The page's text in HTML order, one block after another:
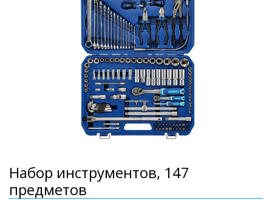
Набор инструментов, 147
предметов